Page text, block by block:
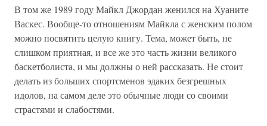
В том же 1989 году Майкл Джордан женился на Хуаните
Васкес. Вообще-то отношениям Майкла с женским полом
можно посвятить целую книгу. Тема, может быть, не
слишком приятная, и все же это часть жизни великого
баскетболиста, и мы должны о ней рассказать. Не стоит
делать из больших спортсменов эдаких безгрешных
идолов, на самом деле это обычные люди со своими
страстями и слабостями.